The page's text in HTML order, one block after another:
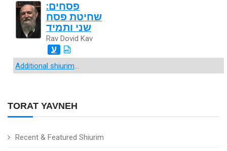
TORAT YAVNEH
Recent & Featured Shiurim
פסחים:
שחיטת פסח
שני ותמיד
Rav Dovid Kav
ע
Additional shiurim...